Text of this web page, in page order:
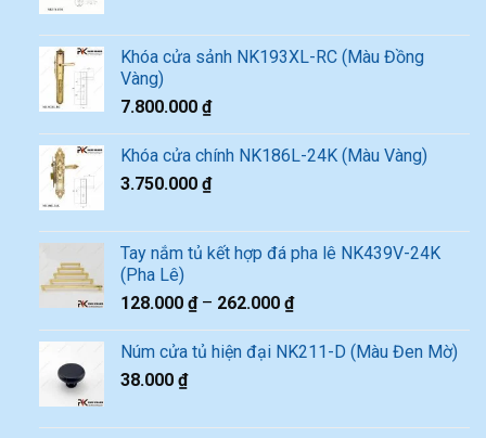
Khóa cửa sảnh NK193XL-RC (Màu Đồng
Vàng)
7.800.000 ₫
Khóa cửa chính NK186L-24K (Màu Vàng)
3.750.000 ₫
Tay nắm tủ kết hợp đá pha lê NK439V-24K
(Pha Lê)
128.000 ₫– 262.000 ₫
Núm cửa tủ hiện đại NK211-D (Màu Đen Mờ)
38.000 ₫